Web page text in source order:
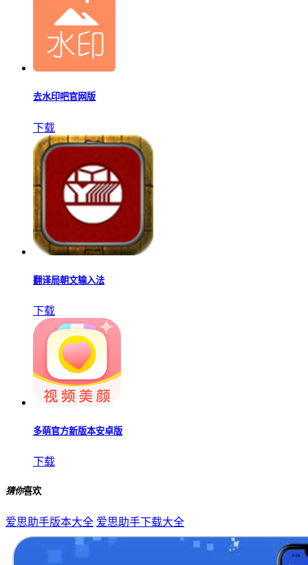
去水印吧官网版
下载
翻译局朝文输入法
下载
多萌官方新版本安卓版
下载
猜你喜欢
爱思助手版本大全 爱思助手下载大全